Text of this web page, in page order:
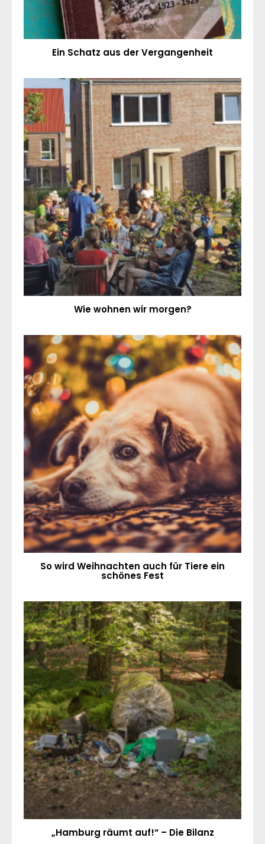
Ein Schatz aus der Vergangenheit
Wie wohnen wir morgen?
So wird Weihnachten auch für Tiere ein
schönes Fest
„Hamburg räumt auf!“ – Die Bilanz